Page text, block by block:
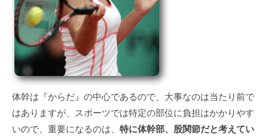
体幹は『からだ』の中心であるので、大事なのは当たり前で
はありますが、スポーツでは特定の部位に負担はかかりやす
いので、重要になるのは、 特に体幹部、股関節だと考えてい